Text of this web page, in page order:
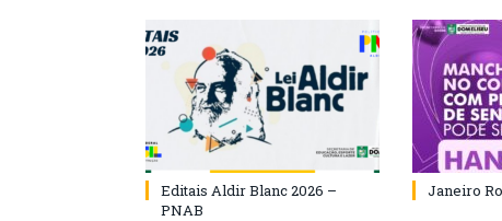
Editais Aldir Blanc 2026 –
PNAB
Janeiro